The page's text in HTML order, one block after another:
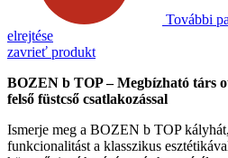
További
elrejtése
zavrieť produkt
BOZEN b TOP – Megbízható társ
felső füstcső csatlakozással
Ismerje meg a BOZEN b TOP
funkcionalitást a klasszikus